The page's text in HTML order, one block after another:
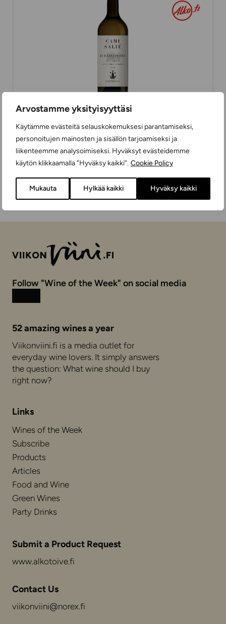
Arvostamme yksityisyyttäsi
Käytämme evästeitä selauskokemuksesi parantamiseksi,
personoitujen mainosten ja sisällön tarjoamiseksi ja
liikenteemme analysoimiseksi. Hyväksyt evästeidemme
käytön klikkaamalla ”Hyväksy kaikki”. Cookie Policy
Mukauta Hylkää kaikki Hyväksy kaikki
Cami Salié Jurançon Sec
WHITE WINES
DRY
75 cl FRANCE
Follow "Wine of the Week" on social media
52 amazing wines a year
Viikonviini.fi is a media outlet for
everyday wine lovers. It simply answers
the question: What wine should I buy
right now?
Links
Wines of the Week
Subscribe
Products
Articles
Food and Wine
Green Wines
Party Drinks
Submit a Product Request
www.alkotoive.fi
Contact Us
viikonviini@norex.fi